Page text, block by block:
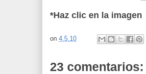
*Haz clic en la imagen
on 4.5.10
23 comentarios: